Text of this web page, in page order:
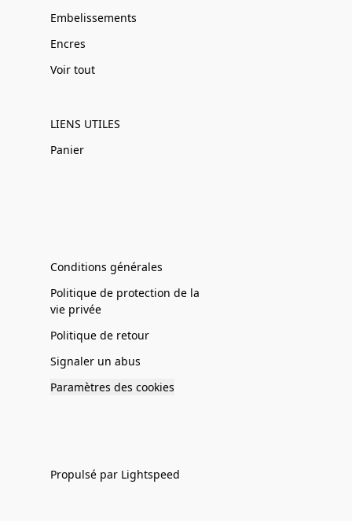
Embelissements
Encres
Voir tout
LIENS UTILES
Panier
Conditions générales
Politique de protection de la
vie privée
Politique de retour
Signaler un abus
Paramètres des cookies
Propulsé par Lightspeed